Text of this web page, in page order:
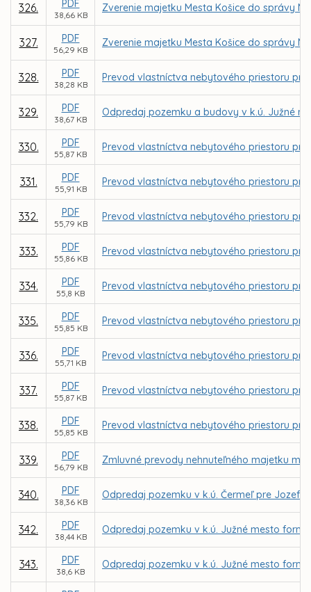
326. PDF
38,66 KB
Zverenie majetku Mesta Košice do správy
327. PDF
56,29 KB
Zverenie majetku Mesta Košice do správy
328. PDF
38,28 KB
Prevod vlastníctva nebytového priestoru pre
329. PDF
38,67 KB
Odpredaj pozemku a budovy v k.ú. Južné
330. PDF
55,87 KB
Prevod vlastníctva nebytového priestoru
331. PDF
55,91 KB
Prevod vlastníctva nebytového priestoru pre
332. PDF
55,79 KB
Prevod vlastníctva nebytového priestoru pre
333. PDF
55,86 KB
Prevod vlastníctva nebytového priestoru pre
334. PDF
55,8 KB
Prevod vlastníctva nebytového priestoru pre
335. PDF
55,85 KB
Prevod vlastníctva nebytového priestoru pre
336. PDF
55,71 KB
Prevod vlastníctva nebytového priestoru pre
337. PDF
55,87 KB
Prevod vlastníctva nebytového priestoru pre
338. PDF
55,85 KB
Prevod vlastníctva nebytového priestoru pre
339. PDF
56,79 KB
Zmluvné prevody nehnuteľného majetku
340. PDF
38,36 KB
Odpredaj pozemku v k.ú. Čermeľ pre Jozefa
342. PDF
38,44 KB
Odpredaj pozemku v k.ú. Južné mesto
343. PDF
38,6 KB
Odpredaj pozemku v k.ú. Južné mesto